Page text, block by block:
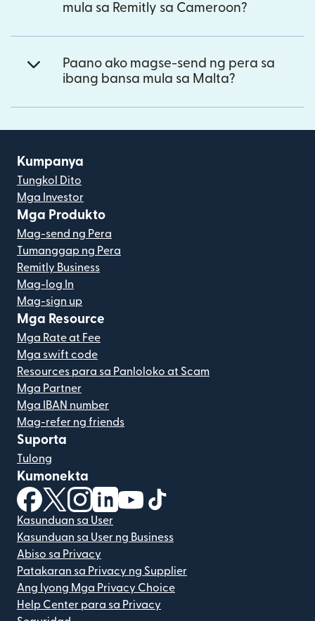
mula sa Remitly sa Cameroon?
Paano ako magse-send ng pera sa
ibang bansa mula sa Malta?
Kumpanya
Tungkol Dito
Mga Investor
Mga Produkto
Mag-send ng Pera
Tumanggap ng Pera
Remitly Business
Mag-log In
Mag-sign up
Mga Resource
Mga Rate at Fee
Mga swift code
Resources para sa Panloloko at Scam
Mga Partner
Mga IBAN number
Mag-refer ng friends
Suporta
Tulong
Kumonekta
(bubukas sa bagong window)
(bubukas sa bagong window)
(bubukas sa bagong window)
(bubukas sa bagong window)
(bubukas sa bagong window)
Kasunduan sa User
Kasunduan sa User ng Business
Abiso sa Privacy
Patakaran sa Privacy ng Supplier
Ang Iyong Mga Privacy Choice
Help Center para sa Privacy